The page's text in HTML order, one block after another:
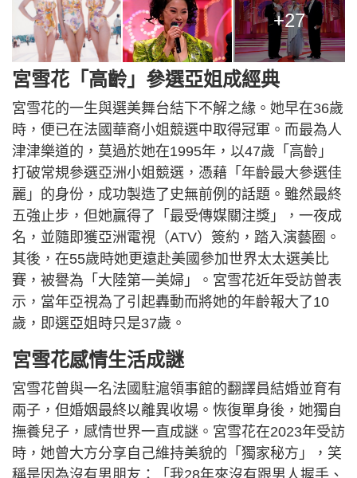
+27
宮雪花「高齡」參選亞姐成經典
宮雪花的一生與選美舞台結下不解之緣。她早在36歲
時，便已在法國華裔小姐競選中取得冠軍。而最為人
津津樂道的，莫過於她在1995年，以47歲「高齡」
打破常規參選亞洲小姐競選，憑藉「年齡最大參選佳
麗」的身份，成功製造了史無前例的話題。雖然最終
五強止步，但她贏得了「最受傳媒關注獎」，一夜成
名，並隨即獲亞洲電視（ATV）簽約，踏入演藝圈。
其後，在55歲時她更遠赴美國參加世界太太選美比
賽，被譽為「大陸第一美婦」。宮雪花近年受訪曾表
示，當年亞視為了引起轟動而將她的年齡報大了10
歲，即選亞姐時只是37歲。
宮雪花感情生活成謎
宮雪花曾與一名法國駐滬領事館的翻譯員結婚並育有
兩子，但婚姻最終以離異收場。恢復單身後，她獨自
撫養兒子，感情世界一直成謎。宮雪花在2023年受訪
時，她曾大方分享自己維持美貌的「獨家秘方」，笑
稱是因為沒有男朋友：「我28年來沒有跟男人握手、